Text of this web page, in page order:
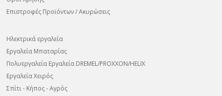
Επιστροφές Προϊόντων / Ακυρώσεις
Ηλεκτρικά εργαλεία
Εργαλεία Μπαταρίας
Πολυεργαλεία Εργαλεία DREMEL/PROXXON/HELIX
Εργαλεία Χειρός
Σπίτι - Κήπος - Αγρός